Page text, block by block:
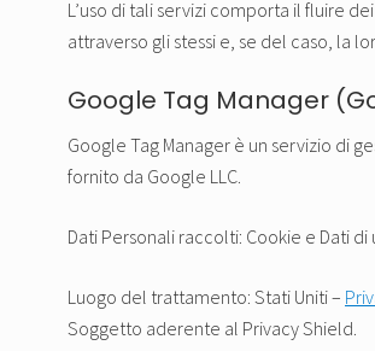
L’uso di tali servizi comporta il fluire
attraverso gli stessi e, se del caso, la
Google Tag Manager
Google Tag Manager è un servizio di
fornito da Google LLC.
Dati Personali raccolti: Cookie e Dati di
Luogo del trattamento: Stati Uniti –
Soggetto aderente al Privacy Shield.